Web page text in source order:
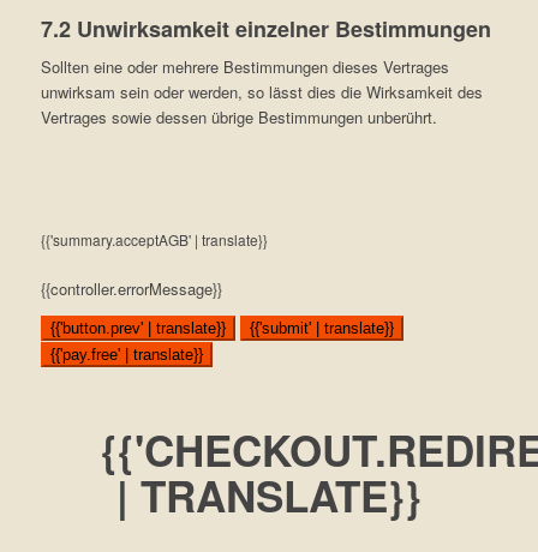
7.2 Unwirksamkeit einzelner Bestimmungen
Sollten eine oder mehrere Bestimmungen dieses Vertrages
unwirksam sein oder werden, so lässt dies die Wirksamkeit des
Vertrages sowie dessen übrige Bestimmungen unberührt.
{{'summary.acceptAGB' | translate}}
{{controller.errorMessage}}
{{'button.prev' | translate}}
{{'submit' | translate}}
{{'pay.free' | translate}}
| TRANSLATE}}